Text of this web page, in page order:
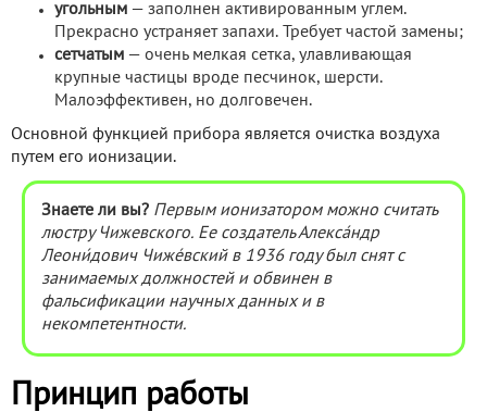
угольным — заполнен активированным углем.
Прекрасно устраняет запахи. Требует частой замены;
сетчатым — очень мелкая сетка, улавливающая
крупные частицы вроде песчинок, шерсти.
Малоэффективен, но долговечен.
Основной функцией прибора является очистка воздуха
путем его ионизации.
Знаете ли вы? Первым ионизатором можно считать
люстру Чижевского. Ее создатель Алекса́ндр
Леони́дович Чиже́вский в 1936 году был снят с
занимаемых должностей и обвинен в
фальсификации научных данных и в
некомпетентности.
Принцип работы